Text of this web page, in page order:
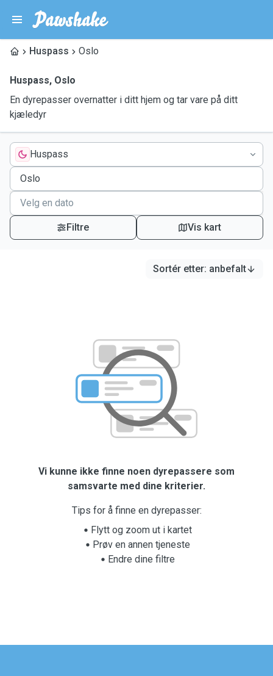
Huspass Oslo
Huspass, Oslo
En dyrepasser overnatter i ditt hjem og tar vare på ditt
kjæledyr
Huspass
Filtre Vis kart
Sortér etter: anbefalt
Vi kunne ikke finne noen dyrepassere som
samsvarte med dine kriterier.
Tips for å finne en dyrepasser:
Flytt og zoom ut i kartet
Prøv en annen tjeneste
Endre dine filtre